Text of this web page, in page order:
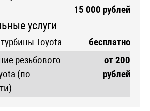
15 000 рублей
услуги
Toyota
бесплатно
резьбового
(по
от 200
рублей